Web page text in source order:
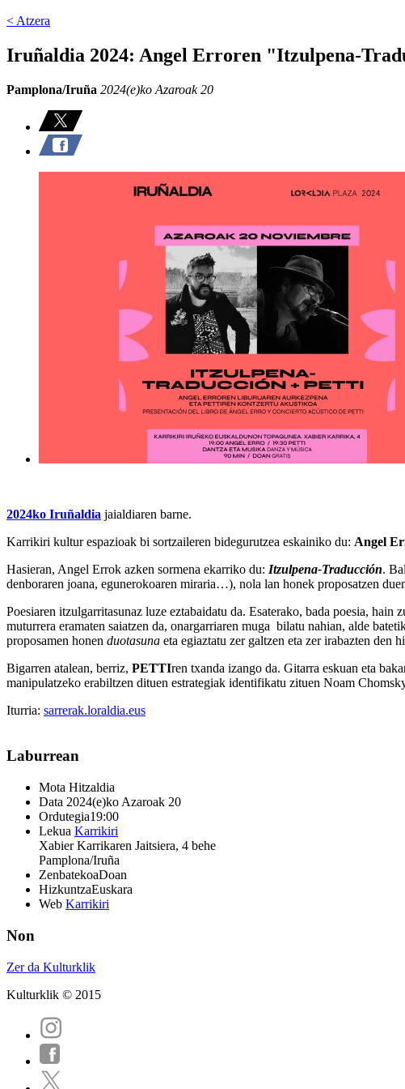
< Atzera
Iruñaldia 2024: Angel Erroren "Itzulpena-
Pamplona/Iruña 2024(e)ko Azaroak 20
2024ko Iruñaldia jaialdiaren barne.
Karrikiri kultur espazioak bi sortzaileren bidegurutzea eskainiko du: Angel
Hasieran, Angel Errok azken sormena ekarriko du: Itzulpena-Traducción.
denboraren joana, egunerokoaren miraria…), nola lan honek proposatzen
Poesiaren itzulgarritasunaz luze eztabaidatu da. Esaterako, bada poesia,
muturrera eramaten saiatzen da, onargarriaren muga bilatu nahian, alde
proposamen honen duotasuna eta egiaztatu zer galtzen eta zer irabazten den
Bigarren atalean, berriz, PETTIren txanda izango da. Gitarra eskuan eta
manipulatzeko erabiltzen dituen estrategiak identifikatu zituen Noam
Iturria: sarrerak.loraldia.eus
Laburrean
Mota Hitzaldia
Data 2024(e)ko Azaroak 20
Ordutegia19:00
Lekua Karrikiri
Xabier Karrikaren Jaitsiera, 4 behe
Pamplona/Iruña
ZenbatekoaDoan
HizkuntzaEuskara
Web Karrikiri
Non
Zer da Kulturklik
Kulturklik © 2015